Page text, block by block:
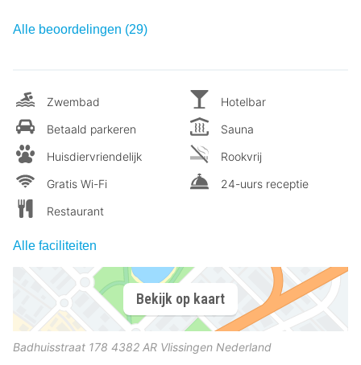
Alle beoordelingen (29)
Zwembad
Betaald parkeren
Huisdiervriendelijk
Gratis Wi-Fi
Restaurant
Hotelbar
Sauna
Rookvrij
24-uurs receptie
Alle faciliteiten
Bekijk op kaart
Badhuisstraat 178 4382 AR Vlissingen Nederland